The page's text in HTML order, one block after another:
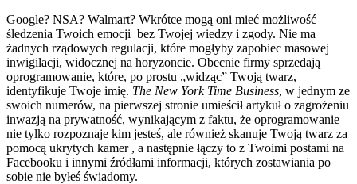
Google? NSA? Walmart? Wkrótce mogą oni mieć możliwość
śledzenia Twoich emocji bez Twojej wiedzy i zgody. Nie ma
żadnych rządowych regulacji, które mogłyby zapobiec masowej
inwigilacji, widocznej na horyzoncie. Obecnie firmy sprzedają
oprogramowanie, które, po prostu „widząc” Twoją twarz,
identyfikuje Twoje imię. The New York Time Business, w jednym ze
swoich numerów, na pierwszej stronie umieścił artykuł o zagrożeniu
inwazją na prywatność, wynikającym z faktu, że oprogramowanie
nie tylko rozpoznaje kim jesteś, ale również skanuje Twoją twarz za
pomocą ukrytych kamer , a następnie łączy to z Twoimi postami na
Facebooku i innymi źródłami informacji, których zostawiania po
sobie nie byłeś świadomy.